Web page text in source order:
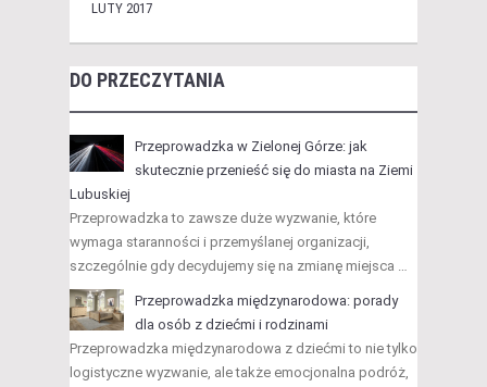
LUTY 2017
DO PRZECZYTANIA
Przeprowadzka w Zielonej Górze: jak
skutecznie przenieść się do miasta na Ziemi
Lubuskiej
Przeprowadzka to zawsze duże wyzwanie, które
wymaga staranności i przemyślanej organizacji,
szczególnie gdy decydujemy się na zmianę miejsca …
Przeprowadzka międzynarodowa: porady
dla osób z dziećmi i rodzinami
Przeprowadzka międzynarodowa z dziećmi to nie tylko
logistyczne wyzwanie, ale także emocjonalna podróż,